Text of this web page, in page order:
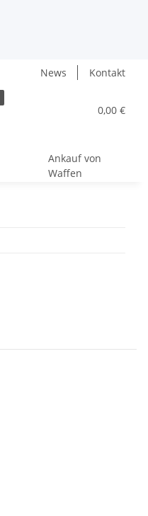
News
Kontakt
0,00 €
Ankauf von
Waffen